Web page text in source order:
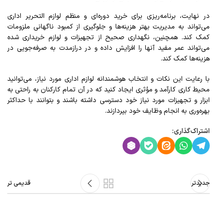
در نهایت، برنامه‌ریزی برای خرید دوره‌ای و منظم لوازم التحریر اداری
می‌تواند به مدیریت بهتر هزینه‌ها و جلوگیری از کمبود ناگهانی ملزومات
کمک کند. همچنین، نگهداری صحیح از تجهیزات و لوازم خریداری شده
می‌تواند عمر مفید آنها را افزایش داده و در درازمدت به صرفه‌جویی در
هزینه‌ها کمک کند.
با رعایت این نکات و انتخاب هوشمندانه لوازم اداری مورد نیاز، می‌توانید
محیط کاری کارآمد و مؤثری ایجاد کنید که در آن تمام کارکنان به راحتی به
ابزار و تجهیزات مورد نیاز خود دسترسی داشته باشند و بتوانند با حداکثر
بهره‌وری به انجام وظایف خود بپردازند.
اشتراک‌گذاری:
جدیدتر قدیمی تر